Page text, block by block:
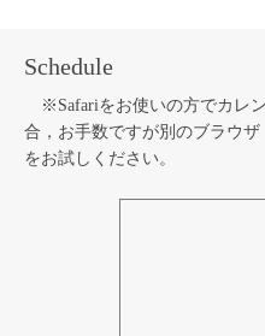
Schedule
※Safariをお使いの方でカレ
合，お手数ですが別のブラウザ
をお試しください。